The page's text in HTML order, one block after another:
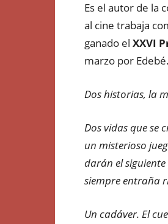
Es el autor de la
al cine trabaja
ganado el XXVI
marzo por
Dos historias, la
Dos vidas que se
un misterioso
darán el
siempre entraña
Un cadáver. El